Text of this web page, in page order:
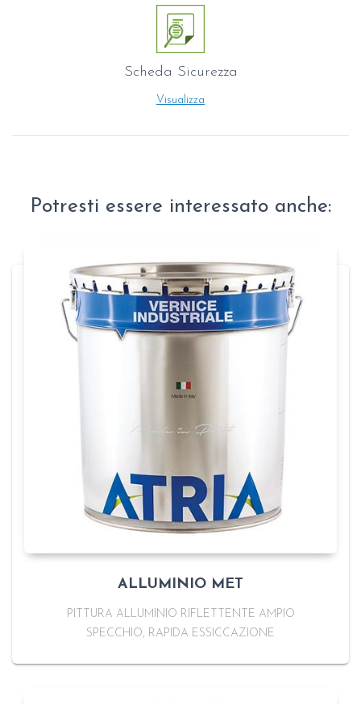
Scheda Sicurezza
Visualizza
Potresti essere interessato anche:
ALLUMINIO MET
PITTURA ALLUMINIO RIFLETTENTE AMPIO
SPECCHIO, RAPIDA ESSICCAZIONE